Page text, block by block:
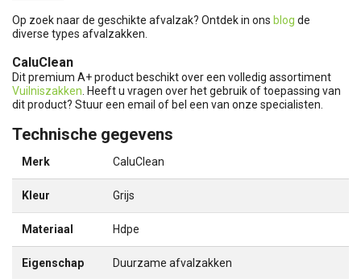
Op zoek naar de geschikte afvalzak? Ontdek in ons blog de
diverse types afvalzakken.
CaluClean
Dit premium A+ product beschikt over een volledig assortiment
Vuilniszakken . Heeft u vragen over het gebruik of toepassing van
dit product? Stuur een email of bel een van onze specialisten.
Technische gegevens
Merk CaluClean
Kleur Grijs
Materiaal Hdpe
Eigenschap Duurzame afvalzakken